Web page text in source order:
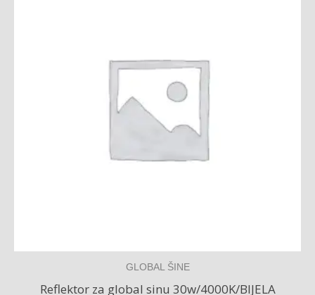
GLOBAL ŠINE
Reflektor za global sinu 30w/4000K/BIJELA